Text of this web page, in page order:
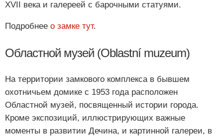
XVII века и галереей с барочными статуями.
Подробнее о замке тут.
Областной музей (Oblastní muzeum)
На территории замкового комплекса в бывшем
охотничьем домике с 1953 года расположен
Областной музей, посвященный истории города.
Кроме экспозиций, иллюстрирующих важные
моменты в развитии Дечина, и картинной галереи, в